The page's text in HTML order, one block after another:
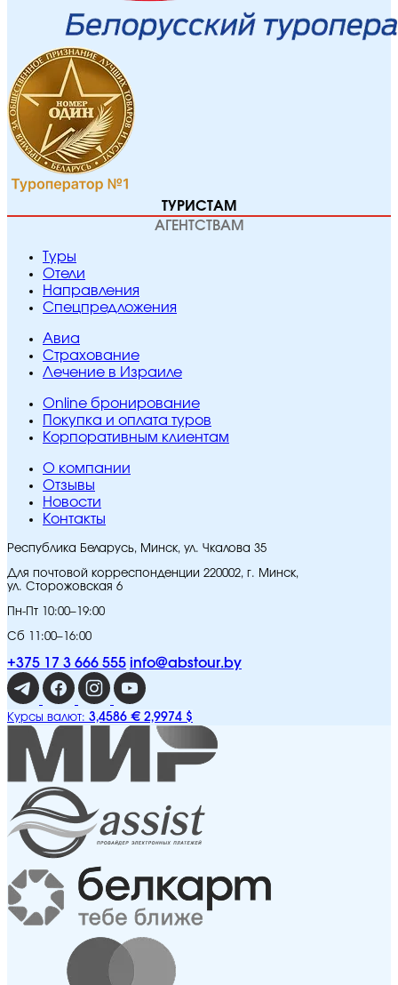
ТУРИСТАМ
АГЕНТСТВАМ
Туры
Отели
Направления
Спецпредложения
Авиа
Страхование
Лечение в Израиле
Online бронирование
Покупка и оплата туров
Корпоративным клиентам
O компании
Отзывы
Новости
Контакты
Республика Беларусь, Минск, ул. Чкалова 35
Для почтовой корреспонденции 220002, г. Минск,
ул. Сторожовская 6
Пн-Пт 10:00–19:00
Сб 11:00–16:00
+375 17 3 666 555 info@abstour.by
Курсы валют: 3,4586 € 2,9974 $